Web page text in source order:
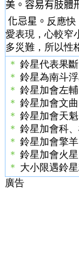
美。容易有肢體
化忌星。 反應快
愛表現，心較窄
多災難，所以性
＊ 鈴星代表果斷
＊ 鈴星為南斗
＊ 鈴星加會左
＊ 鈴星加會文
＊ 鈴星加會天
＊ 鈴星加會科
＊ 鈴星加會擎
＊ 鈴星加會火
＊ 大小限遇鈴星
廣告